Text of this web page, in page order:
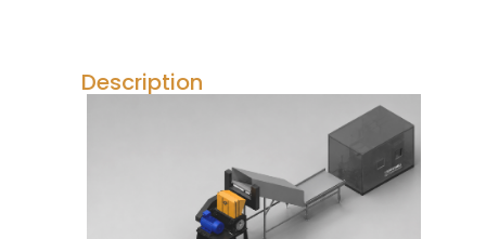
Description